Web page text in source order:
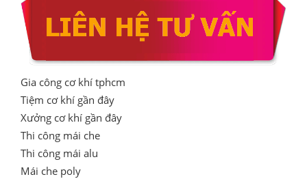
Gia công cơ khí tphcm
Tiệm cơ khí gần đây
Xưởng cơ khí gần đây
Thi công mái che
Thi công mái alu
Mái che poly